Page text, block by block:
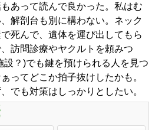
あって読んで良かった。私はむ
解剖台も別に構わない。ネック
死んで、遺体を運び出してもら
訪問診療やヤクルトを頼みつ
設？)でも鍵を預けられる人を見つ
ってどこか拍子抜けしたかも。
でも対策はしっかりとしたい。